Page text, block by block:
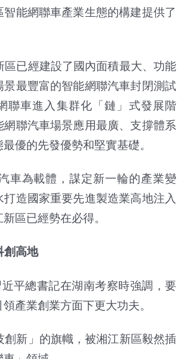
智能網聯車產業生態的構建提供了
已經建設了國內面積最大、功能
景最豐富的智能網聯汽車封閉測試
聯車進入集群化「鏈」式發展階
網聯汽車場景應用最廣、支撐體系
優的先發優勢和堅實基礎。
車為載體，謀定新一輪的產業變
造國家重要先進製造業高地注入
區已經勢在必得。
高地
平總書記在湖南考察時強調，要
產業創業方面下更大功夫。
新」的旗幟，被湘江新區毅然插